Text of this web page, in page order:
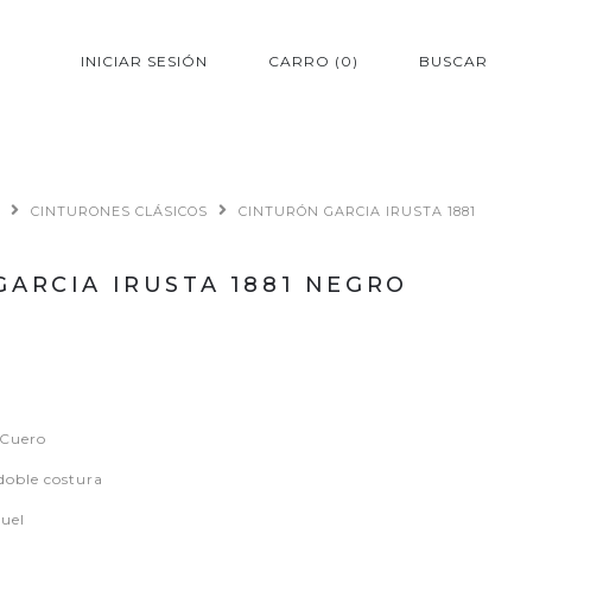
INICIAR SESIÓN CARRO 0 BUSCAR
CINTURONES CLÁSICOS
CINTURÓN GARCIA IRUSTA 1881
IRUSTA 1881 NEGRO
costura